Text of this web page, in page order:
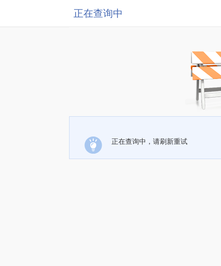
正在查询中
正在查询中，请刷新重试